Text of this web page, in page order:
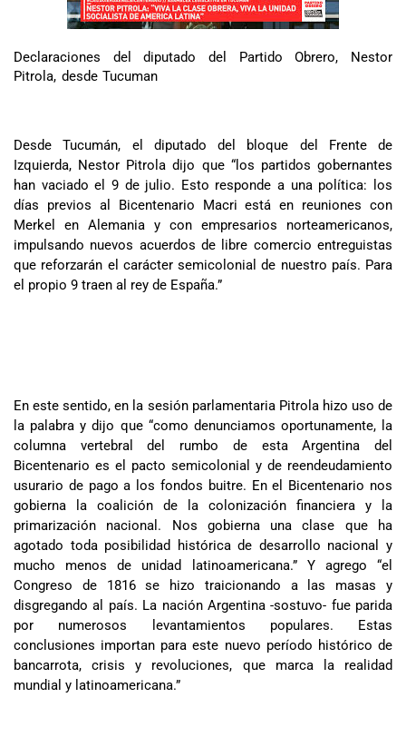
Declaraciones del diputado del Partido Obrero, Nestor
Pitrola, desde Tucuman
Desde Tucumán, el diputado del bloque del Frente de
Izquierda, Nestor Pitrola dijo que “los partidos gobernantes
han vaciado el 9 de julio. Esto responde a una política: los
días previos al Bicentenario Macri está en reuniones con
Merkel en Alemania y con empresarios norteamericanos,
impulsando nuevos acuerdos de libre comercio entreguistas
que reforzarán el carácter semicolonial de nuestro país. Para
el propio 9 traen al rey de España.”
En este sentido, en la sesión parlamentaria Pitrola hizo uso de
la palabra y dijo que “como denunciamos oportunamente, la
columna vertebral del rumbo de esta Argentina del
Bicentenario es el pacto semicolonial y de reendeudamiento
usurario de pago a los fondos buitre. En el Bicentenario nos
gobierna la coalición de la colonización financiera y la
primarización nacional. Nos gobierna una clase que ha
agotado toda posibilidad histórica de desarrollo nacional y
mucho menos de unidad latinoamericana.” Y agrego “el
Congreso de 1816 se hizo traicionando a las masas y
disgregando al país. La nación Argentina -sostuvo- fue parida
por numerosos levantamientos populares. Estas
conclusiones importan para este nuevo período histórico de
bancarrota, crisis y revoluciones, que marca la realidad
mundial y latinoamericana.”